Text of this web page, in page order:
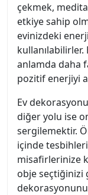
çekmek,
etkiye sahip
evinizdeki
kullanılabilirler.
anlamda daha
pozitif enerjiyi
Ev
diğer yolu ise
sergilemektir.
içinde
misafirlerinize
obje seçtiğinizi